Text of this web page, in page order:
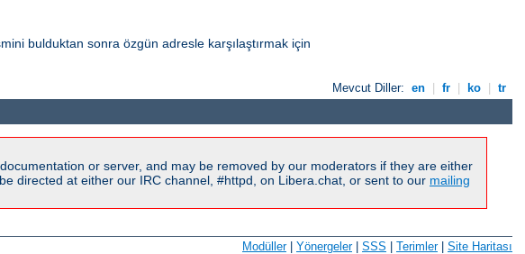
bulduktan sonra özgün adresle karşılaştırmak için
Mevcut Diller: en fr ko tr
or server, and may be removed by our moderators if they are either
directed at either our IRC channel, #httpd, on Libera.chat, or sent to our mailing
Modüller| Yönergeler| SSS Terimler| Site Haritası